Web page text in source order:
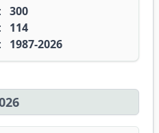
300
114
1987-2026